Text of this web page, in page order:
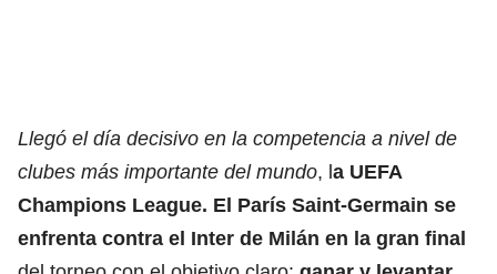
Llegó el día decisivo en la competencia a nivel de
clubes más importante del mundo, la UEFA
Champions League. El París Saint-Germain se
enfrenta contra el Inter de Milán en la gran final